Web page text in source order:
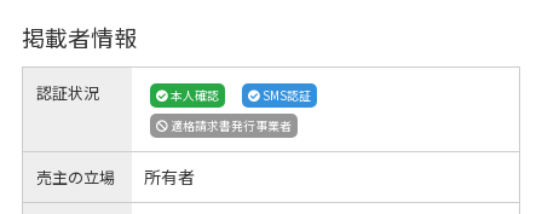
掲載者情報
認証状況 本人確認
SMS認証
適格請求書発行事業者
売主の立場 所有者